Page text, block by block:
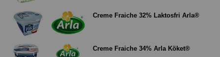
Creme Fraiche 32% Laktosfri Arla®
Creme Fraiche 34% Arla Köket®